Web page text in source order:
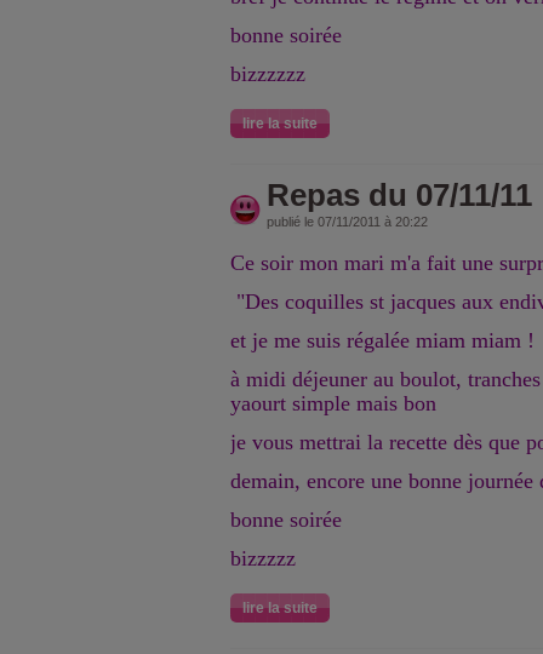
bonne soirée
bizzzzzz
lire la suite
Repas du 07/11/11
publié le 07/11/2011 à 20:22
Ce soir mon mari m'a fait une
"Des coquilles st jacques aux
et je me suis régalée miam miam !
à midi déjeuner au boulot,
yaourt simple mais bon
je vous mettrai la recette dès que
demain, encore une bonne journée
bonne soirée
bizzzzz
lire la suite